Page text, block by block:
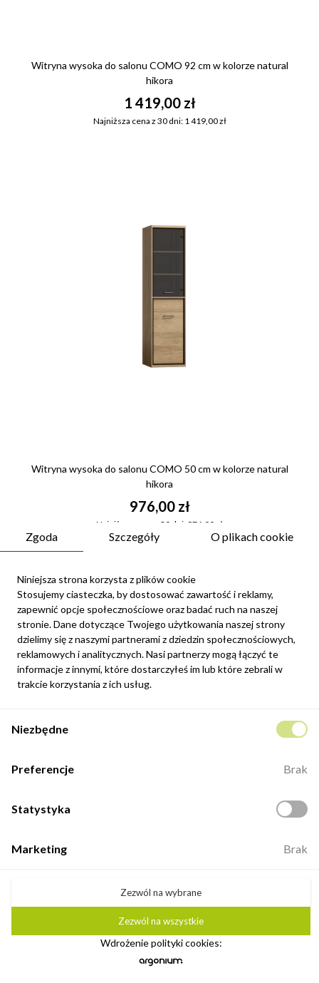
Witryna wysoka do salonu COMO 92 cm w kolorze natural
hikora
1 419,00 zł
Najniższa cena z 30 dni: 1 419,00 zł
Witryna wysoka do salonu COMO 50 cm w kolorze natural
hikora
976,00 zł
Najniższa cena z 30 dni: 976,00 zł
1 129,00 zł
Zgoda Szczegóły O plikach cookie
Niniejsza strona korzysta z plików cookie
Stosujemy ciasteczka, by dostosować zawartość i reklamy,
zapewnić opcje społecznościowe oraz badać ruch na naszej
stronie. Dane dotyczące Twojego użytkowania naszej strony
dzielimy się z naszymi partnerami z dziedzin społecznościowych,
reklamowych i analitycznych. Nasi partnerzy mogą łączyć te
informacje z innymi, które dostarczyłeś im lub które zebrali w
trakcie korzystania z ich usług.
Niezbędne
Preferencje Brak
Statystyka
Marketing Brak
Wdrożenie polityki cookies:
Zezwól na wybrane
Zezwól na wszystkie